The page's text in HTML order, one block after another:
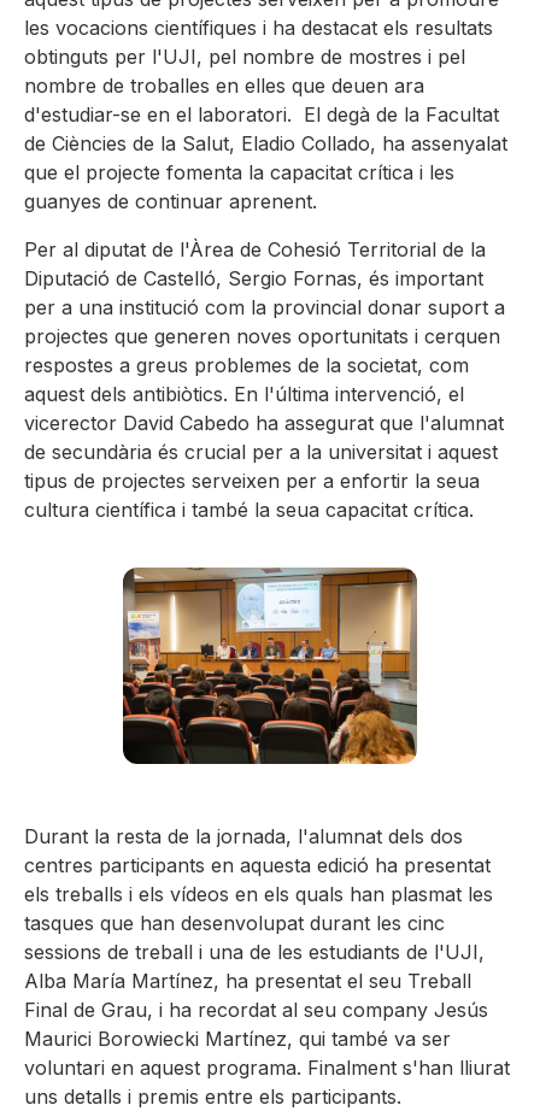
les vocacions científiques i ha destacat els resultats
obtinguts per l'UJI, pel nombre de mostres i pel
nombre de troballes en elles que deuen ara
d'estudiar-se en el laboratori. El degà de la Facultat
de Ciències de la Salut, Eladio Collado, ha assenyalat
que el projecte fomenta la capacitat crítica i les
guanyes de continuar aprenent.
Per al diputat de l'Àrea de Cohesió Territorial de la
Diputació de Castelló, Sergio Fornas, és important
per a una institució com la provincial donar suport a
projectes que generen noves oportunitats i cerquen
respostes a greus problemes de la societat, com
aquest dels antibiòtics. En l'última intervenció, el
vicerector David Cabedo ha assegurat que l'alumnat
de secundària és crucial per a la universitat i aquest
tipus de projectes serveixen per a enfortir la seua
cultura científica i també la seua capacitat crítica.
Durant la resta de la jornada, l'alumnat dels dos
centres participants en aquesta edició ha presentat
els treballs i els vídeos en els quals han plasmat les
tasques que han desenvolupat durant les cinc
sessions de treball i una de les estudiants de l'UJI,
Alba María Martínez, ha presentat el seu Treball
Final de Grau, i ha recordat al seu company Jesús
Maurici Borowiecki Martínez, qui també va ser
voluntari en aquest programa. Finalment s'han lliurat
uns detalls i premis entre els participants.